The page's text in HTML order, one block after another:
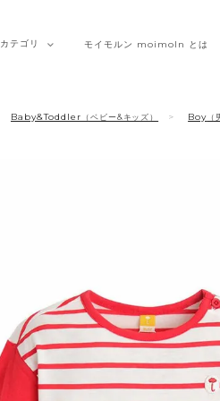
カテゴリ モイモルン moimoln とは
Baby&Toddler （ベビー&キッズ） Boy